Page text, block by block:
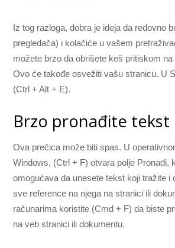
Iz tog razloga, dobra je ideja da redovno
pregledača) i kolačiće u vašem
možete brzo da obrišete keš pritiskom
Ovo će takođe osvežiti vašu stranicu. U
(Ctrl + Alt + E).
Brzo pronađite tekst
Ova prečica može biti spas. U
Windows, (Ctrl + F) otvara polje Pronađi,
omogućava da unesete tekst koji tražite i
sve reference na njega na stranici ili
računarima koristite (Cmd + F) da biste
na veb stranici ili dokumentu.